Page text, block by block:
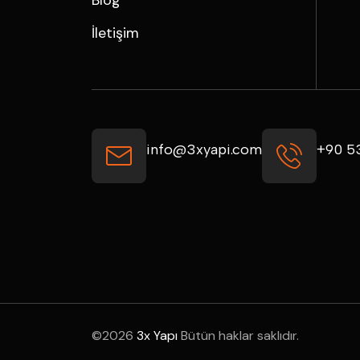
İletişim
info@3xyapi.com +90
©2026 3x Yapı Bütün haklar saklıdır.